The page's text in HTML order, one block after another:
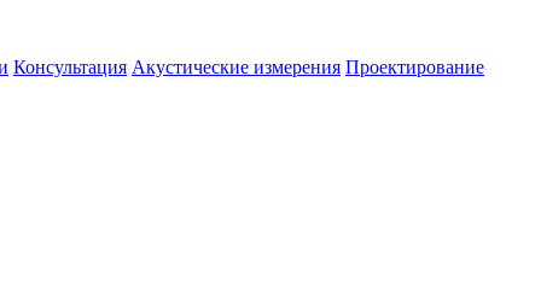
Консультация Акустические измерения Проектирование